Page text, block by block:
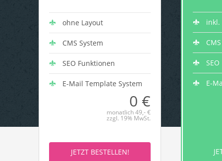
ohne Layout
CMS System
SEO Funktionen
E-Mail Template System
0 €
monatlich 49,- €
zzgl. 19% MwSt.
JETZT BESTELLEN!
inkl.
E-